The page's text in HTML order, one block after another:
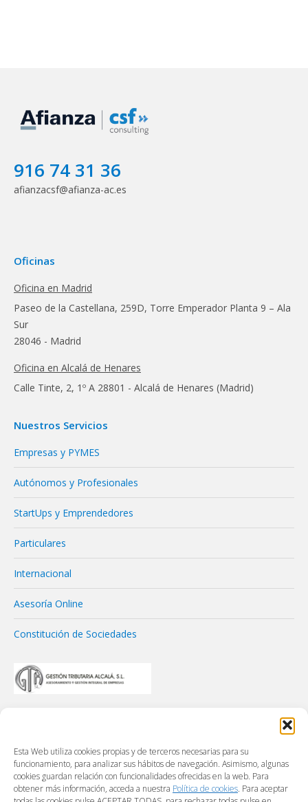
Esta Web utiliza cookies propias y de terceros necesarias para su
funcionamiento, para analizar sus hábitos de navegación. Asimismo, algunas
cookies guardan relación con funcionalidades ofrecidas en la web. Para
obtener más información, acceda a nuestra Política de cookies. Para aceptar
916 74 31 36
afianzacsf@afianza-ac.es
Oficinas
Oficina en Madrid
Paseo de la Castellana, 259D, Torre Emperador Planta 9 – Ala
Sur
28046 - Madrid
Oficina en Alcalá de Henares
Calle Tinte, 2, 1º A 28801 - Alcalá de Henares (Madrid)
Nuestros Servicios
Empresas y PYMES
Autónomos y Profesionales
StartUps y Emprendedores
Particulares
Internacional
Asesoría Online
Constitución de Sociedades